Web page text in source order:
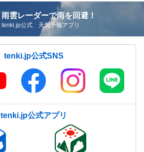
雨雲レーダーで雨を回避！
tenki.jp公式 天気予報アプリ
tenki.jp公式SNS
tenki.jp公式アプリ